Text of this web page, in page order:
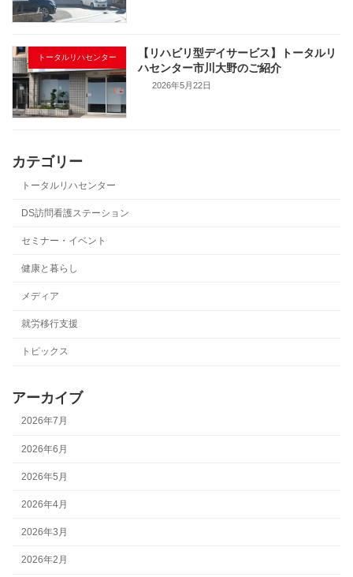
トータルリハセンター
【リハビリ型デイサービス】トータルリ
ハセンター市川大野のご紹介
2026年5月22日
カテゴリー
トータルリハセンター
DS訪問看護ステーション
セミナー・イベント
健康と暮らし
メディア
就労移行支援
トピックス
アーカイブ
2026年7月
2026年6月
2026年5月
2026年4月
2026年3月
2026年2月